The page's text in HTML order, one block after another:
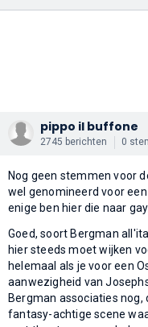
pippo il buffone
2745 berichten 0
Nog geen stemmen voor
wel genomineerd voor
enige ben hier die naar
Goed, soort Bergman
hier steeds moet wijken
helemaal als je voor een
aanwezigheid van
Bergman associaties
fantasy-achtige scene